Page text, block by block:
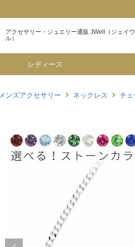
アクセサリー・ジュエリー通販 JWell（ジェイ
ル）
レディース
メンズアクセサリー ネックレス チェ